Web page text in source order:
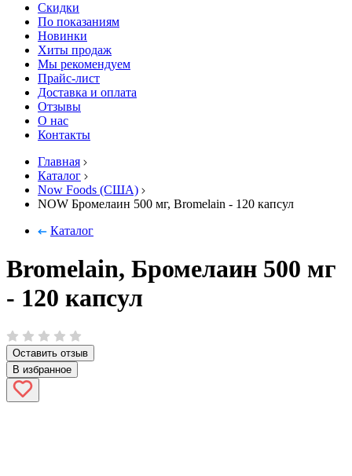
Скидки
По показаниям
Новинки
Хиты продаж
Мы рекомендуем
Прайс-лист
Доставка и оплата
Отзывы
О нас
Контакты
Главная
Каталог
Now Foods (США)
NOW Бромелаин 500 мг, Bromelain - 120 капсул
Каталог
Bromelain, Бромелаин 500 мг
- 120 капсул
Оставить отзыв
В избранное